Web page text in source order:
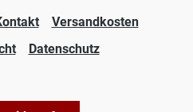
Versandkosten
Datenschutz